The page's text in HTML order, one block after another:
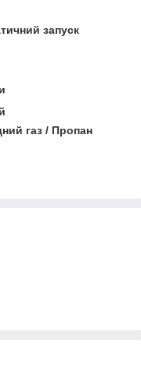
запуск
газ / Пропан